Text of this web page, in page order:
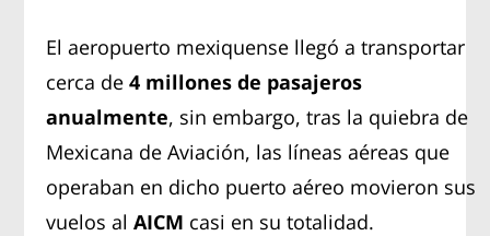
El aeropuerto mexiquense llegó a transportar
cerca de 4 millones de pasajeros
anualmente, sin embargo, tras la quiebra de
Mexicana de Aviación, las líneas aéreas que
operaban en dicho puerto aéreo movieron sus
vuelos alAICM casi en su totalidad.